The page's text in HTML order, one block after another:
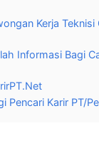
Kerja
Informasi Bagi
Pencari Karir PT/